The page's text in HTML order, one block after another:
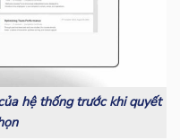
hệ thống trước khi quyết